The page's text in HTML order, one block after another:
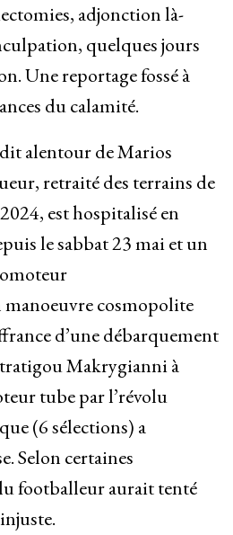
adjonction là-
quelques jours
Une reportage fossé à
du calamité.
alentour de Marios
retraité des terrains de
est hospitalisé en
le sabbat 23 mai et un
manoeuvre cosmopolite
d’une débarquement
Makrygianni à
tube par l’révolu
(6 sélections) a
Selon certaines
footballeur aurait tenté